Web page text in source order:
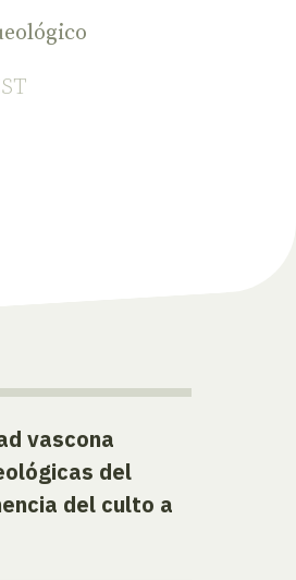
vascona
del
del culto a